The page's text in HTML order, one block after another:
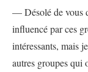
— Désolé de vous
influencé par ces
intéressants, mais
autres groupes qui